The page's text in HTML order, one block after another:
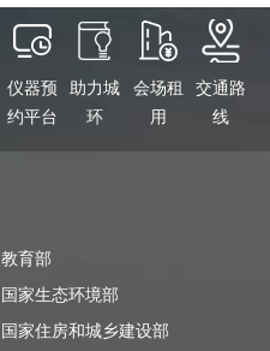
仪器预
约平台
助力城
环
会场租
用
交通路
线
教育部
国家生态环境部
国家住房和城乡建设部